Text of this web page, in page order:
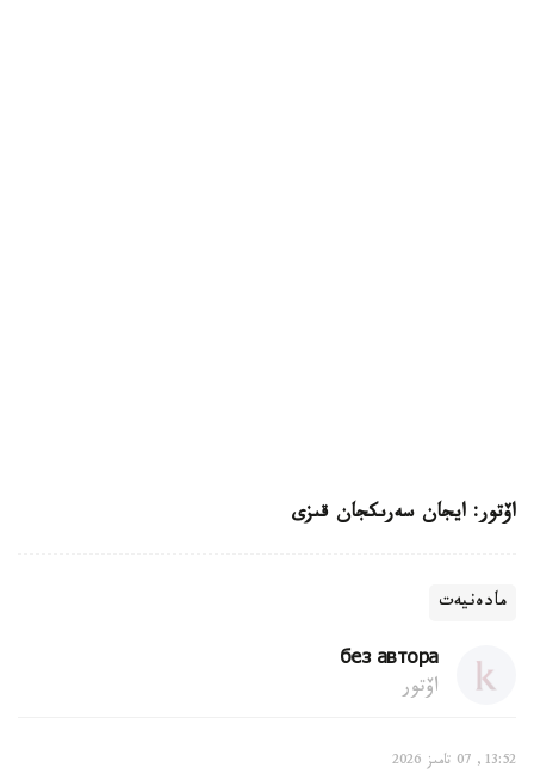
اۆتور: ايجان سەرىكجان قىزى
مادەنيەت
без автора
اۆتور
13:52, 07 تامىز 2026